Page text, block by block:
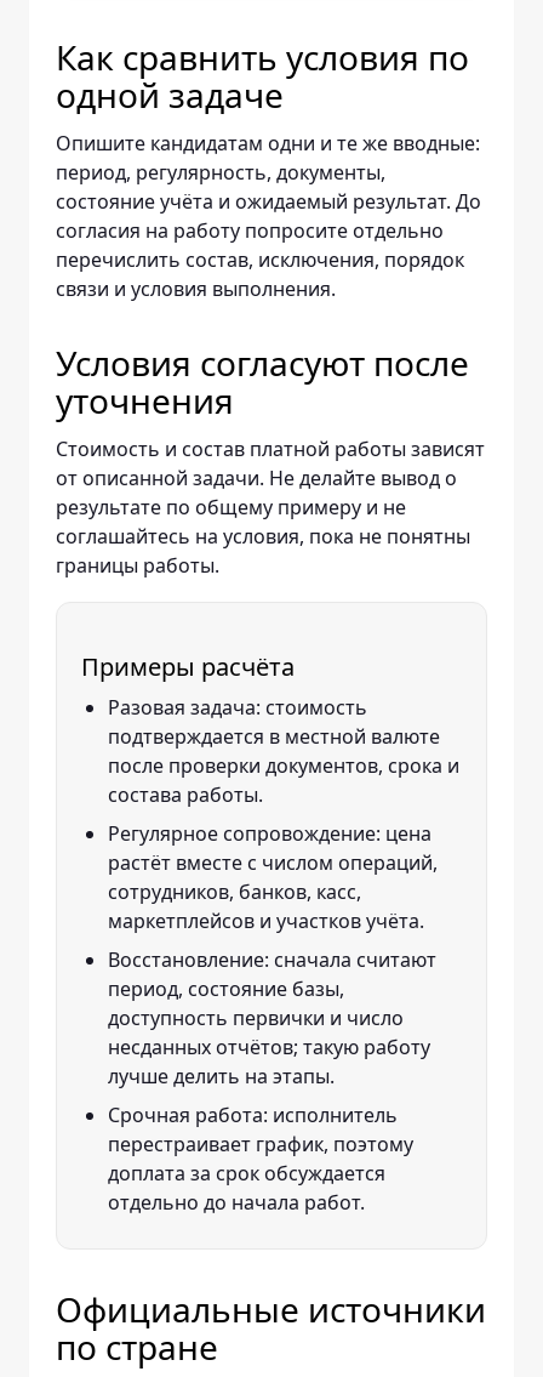
Как сравнить условия по
одной задаче
Опишите кандидатам одни и те же вводные:
период, регулярность, документы,
состояние учёта и ожидаемый результат. До
согласия на работу попросите отдельно
перечислить состав, исключения, порядок
связи и условия выполнения.
Условия согласуют после
уточнения
Стоимость и состав платной работы зависят
от описанной задачи. Не делайте вывод о
результате по общему примеру и не
соглашайтесь на условия, пока не понятны
границы работы.
Примеры расчёта
Разовая задача: стоимость
подтверждается в местной валюте
после проверки документов, срока и
состава работы.
Регулярное сопровождение: цена
растёт вместе с числом операций,
сотрудников, банков, касс,
маркетплейсов и участков учёта.
Восстановление: сначала считают
период, состояние базы,
доступность первички и число
несданных отчётов; такую работу
лучше делить на этапы.
Срочная работа: исполнитель
перестраивает график, поэтому
доплата за срок обсуждается
отдельно до начала работ.
Официальные источники
по стране